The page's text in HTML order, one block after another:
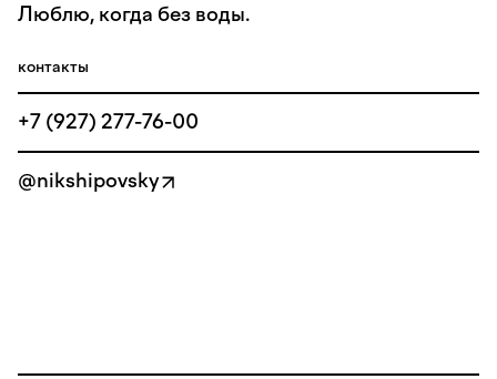
Люблю, когда без воды.
контакты
+7 (927) 277-76-00
@nikshipovsky